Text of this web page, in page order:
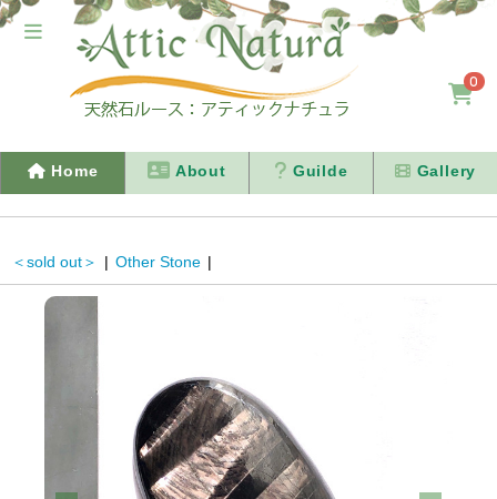
0
Home About Guilde Gallery
＜sold out＞ | Other Stone |